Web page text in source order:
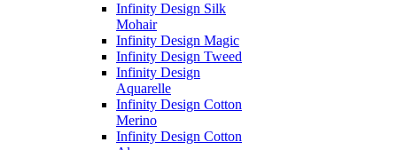
Infinity Design Silk
Mohair
Infinity Design Magic
Infinity Design Tweed
Infinity Design
Aquarelle
Infinity Design Cotton
Merino
Infinity Design Cotton